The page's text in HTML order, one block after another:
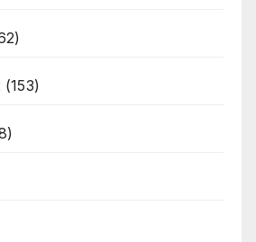
(153)